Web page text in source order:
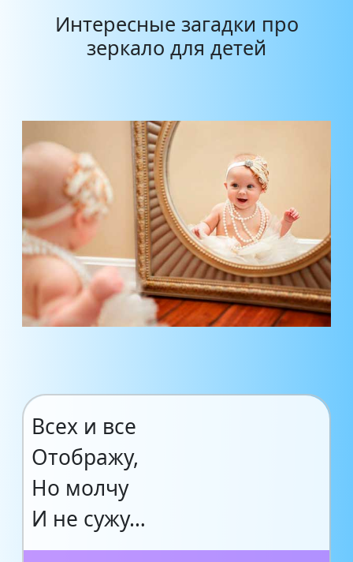
Интересные загадки про
зеркало для детей
Всех и все
Отображу,
Но молчу
И не сужу…